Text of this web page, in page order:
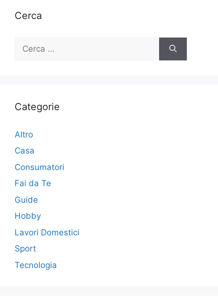
b
o
Cerca
per:
Categorie
Altro
Casa
Consumatori
Fai da Te
Guide
Hobby
Lavori Domestici
Sport
Tecnologia